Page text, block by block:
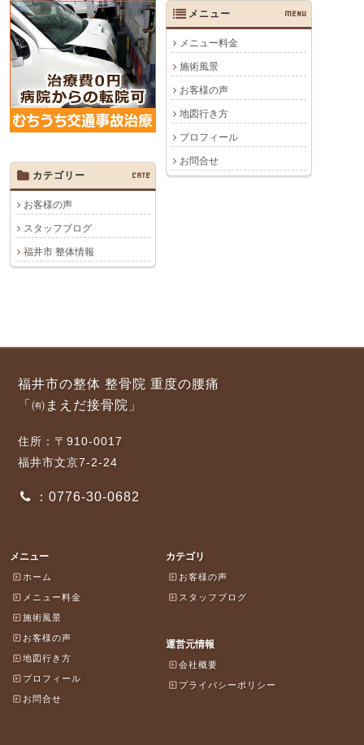
メニュー MENU
メニュー料金
施術風景
お客様の声
地図行き方
プロフィール
お問合せ
カテゴリー
CATE
お客様の声
スタッフブログ
福井市 整体情報
福井市の整体 整骨院 重度の腰痛
「㈲まえだ接骨院」
住所：〒910-0017
福井市文京7-2-24
：0776-30-0682
メニュー
ホーム
メニュー料金
施術風景
お客様の声
地図行き方
プロフィール
お問合せ
カテゴリ
お客様の声
スタッフブログ
運営元情報
会社概要
プライバシーポリシー